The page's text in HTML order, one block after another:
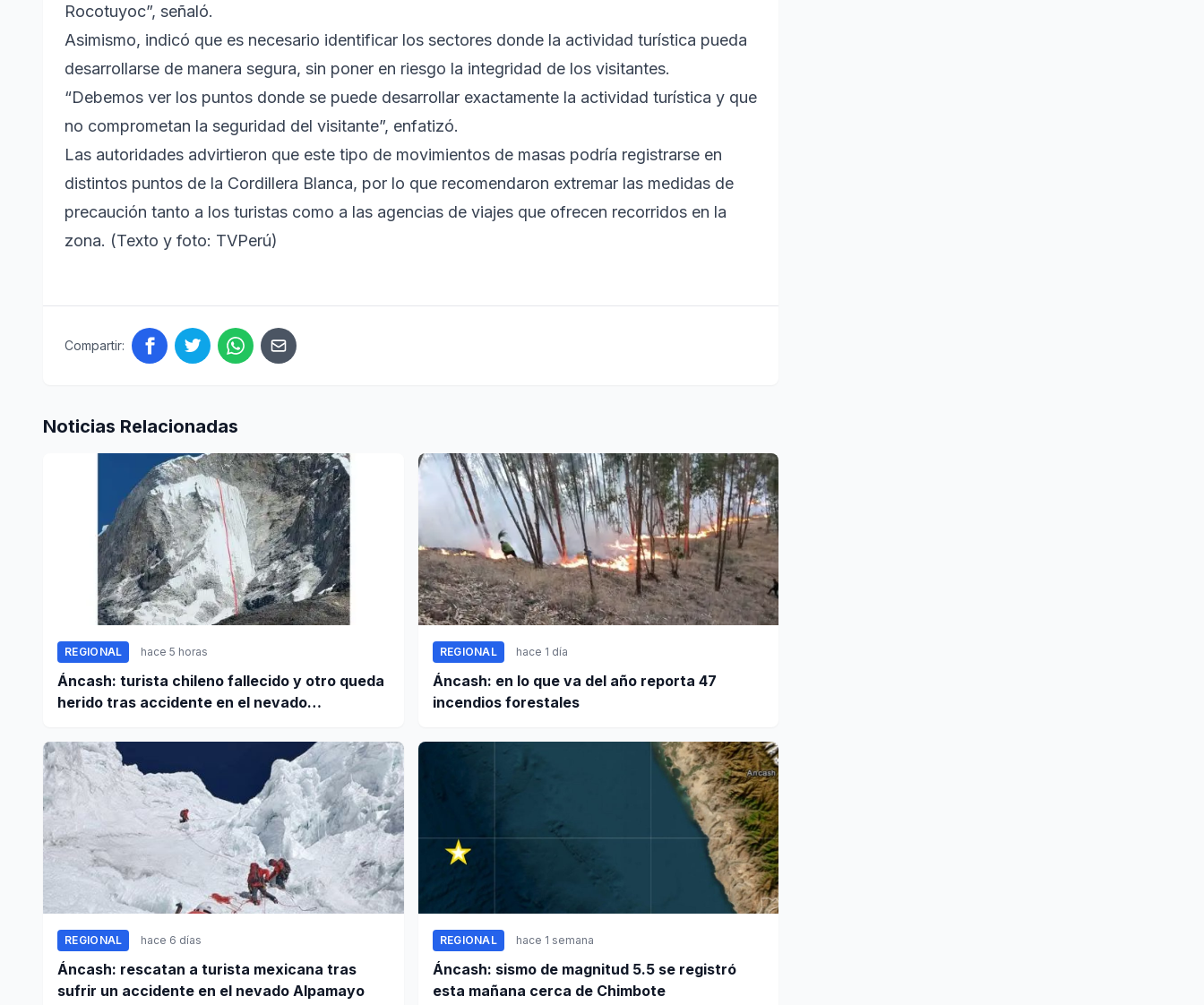
Rocotuyoc”, señaló.
Asimismo, indicó que es necesario identificar los sectores donde la actividad turística pueda
desarrollarse de manera segura, sin poner en riesgo la integridad de los visitantes.
“Debemos ver los puntos donde se puede desarrollar exactamente la actividad turística y que
no comprometan la seguridad del visitante”, enfatizó.
Las autoridades advirtieron que este tipo de movimientos de masas podría registrarse en
distintos puntos de la Cordillera Blanca, por lo que recomendaron extremar las medidas de
precaución tanto a los turistas como a las agencias de viajes que ofrecen recorridos en la
zona. (Texto y foto: TVPerú)
Compartir:
Noticias Relacionadas
REGIONAL hace 5 horas
Áncash: turista chileno fallecido y otro queda
herido tras accidente en el nevado
REGIONAL hace 1 día
Áncash: en lo que va del año reporta 47
incendios forestales
REGIONAL hace 6 días
Áncash: rescatan a turista mexicana tras
sufrir un accidente en el nevado Alpamayo
REGIONAL hace 1 semana
Áncash: sismo de magnitud 5.5 se registró
esta mañana cerca de Chimbote